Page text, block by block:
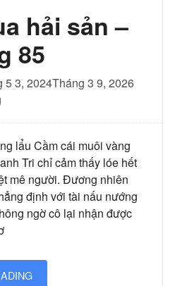
Chương
hải sản –
85
5 3, 2024Tháng 3 9, 2026
lẩu Cầm cái muôi vàng
Tri chỉ cảm thấy lóe hết
mê người. Đương nhiên
định với tài nấu nướng
ngờ cô lại nhận được